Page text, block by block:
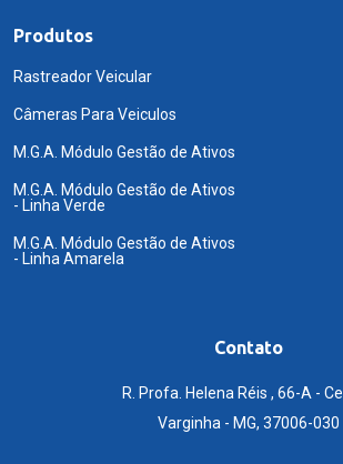
Produtos
Rastreador Veicular
Câmeras Para Veiculos
M.G.A. Módulo Gestão de Ativos
M.G.A. Módulo Gestão de Ativos
- Linha Verde
M.G.A. Módulo Gestão de Ativos
- Linha Amarela
Contato
R. Profa. Helena Réis , 66-A -
Varginha - MG, 37006-030